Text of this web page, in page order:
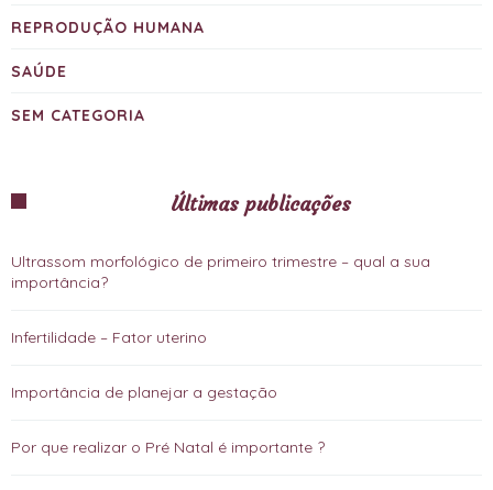
REPRODUÇÃO HUMANA
SAÚDE
SEM CATEGORIA
Últimas publicações
Ultrassom morfológico de primeiro trimestre – qual a sua
importância?
Infertilidade – Fator uterino
Importância de planejar a gestação
Por que realizar o Pré Natal é importante ?